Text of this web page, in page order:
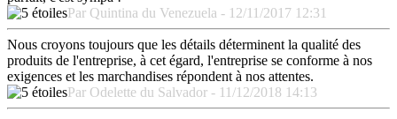
Par Quintina du Venezuela - 12/11/2017 12:31
Nous croyons toujours que les détails déterminent la qualité des
produits de l'entreprise, à cet égard, l'entreprise se conforme à nos
exigences et les marchandises répondent à nos attentes.
Par Odelette du Salvador - 11/12/2018 14:13